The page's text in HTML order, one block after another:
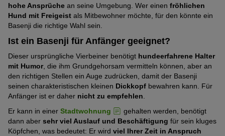
hohe Ansprüche an seine Umgebung. Wer einen fröhlichen
Hund mit Freigeist als Mitbewohner möchte, für den könnte ein
Basenji die richtige Wahl sein.
Ist ein Basenji für Anfänger geeignet?
Dieser ursprüngliche Vierbeiner benötigt hundeerfahrene Halter
mit Humor, die ihm Grundgehorsam vermitteln können, aber an
den richtigen Stellen ein Auge zudrücken, damit der Basenji
seinen charakteristischen kleinen Dickkopf bewahren kann. Für
Anfänger ist er daher nicht zu empfehlen
Er kann in einer Stadtwohnung
gehalten werden, benötigt
dann aber sehr viel Auslauf und Beschäftigung für sein kluges
Köpfchen, was bedeutet: Er wird viel Ihrer Zeit in Anspruch